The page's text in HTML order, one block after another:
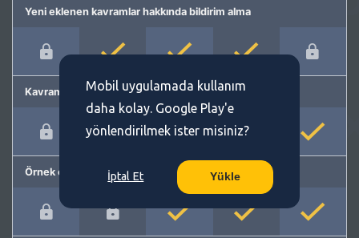
Yeni eklenen kavramlar hakkında bildirim alma
Kavram önerme
Örnek cümleler
Mobil uygulamada kullanım
daha kolay. Google Play'e
yönlendirilmek ister misiniz?
İptal Et Yükle